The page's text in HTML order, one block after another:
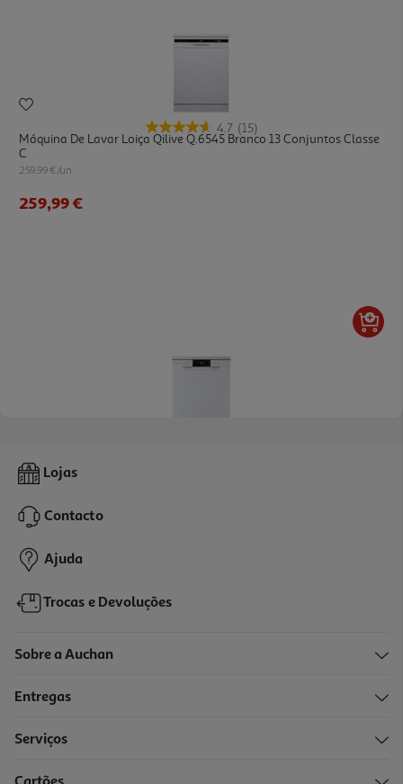
4.7 (15)
Máquina De Lavar Loiça Qilive Q.6545 Branco 13 Conjuntos Classe
C
259.99 €/un
259,99 €
Máquina De Lavar Loiça Qilive Q.6347 Branca 14 Conjuntos Classe
C
359,99 €
Lojas
Contacto
Ajuda
Trocas e Devoluções
Sobre a Auchan
Entregas
Serviços